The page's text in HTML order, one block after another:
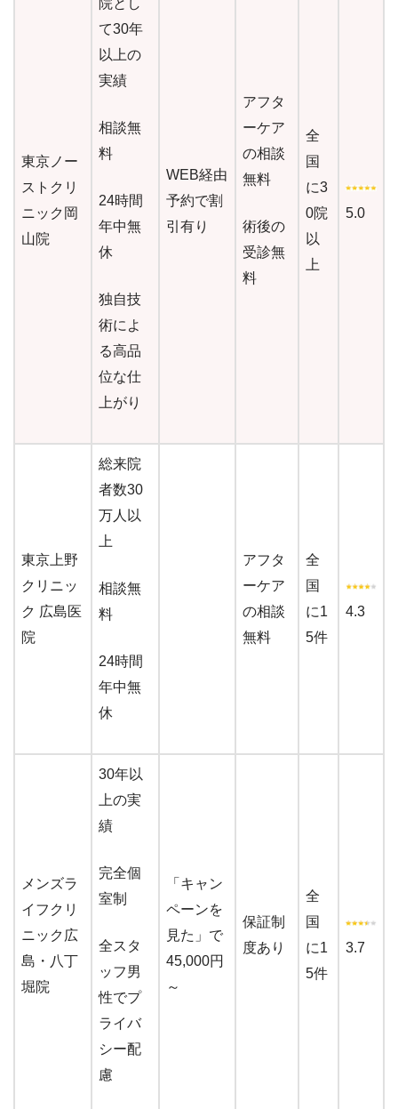
東京ノー
ストクリ
ニック岡
山院
院とし
て30年
以上の
実績
相談無
料
24時間
年中無
休
独自技
術によ
る高品
位な仕
上がり
WEB経由
予約で割
引有り
アフタ
ーケア
の相談
無料
術後の
受診無
料
全
国
に3
0院
以
上
5.0
東京上野
クリニッ
ク 広島医
院
総来院
者数30
万人以
上
相談無
料
24時間
年中無
休
アフタ
ーケア
の相談
無料
全
国
に1
5件
4.3
メンズラ
イフクリ
ニック広
島・八丁
堀院
30年以
上の実
績
完全個
室制
全スタ
ッフ男
性でプ
ライバ
シー配
慮
「キャン
ペーンを
見た」で
45,000円
～
保証制
度あり
全
国
に1
5件
3.7